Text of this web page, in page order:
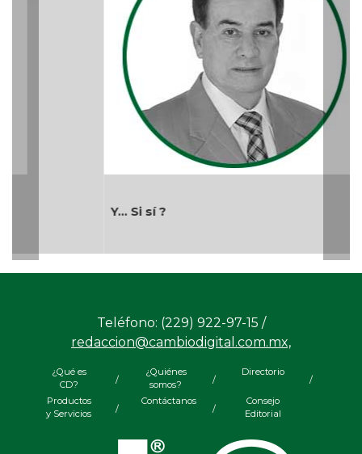
Teléfono: (229) 922-97-15 /
redaccion@cambiodigital.com.mx,
¿Qué es
CD?
/
¿Quiénes
somos?
/
Directorio
/
Productos
y Servicios
/
Contáctanos
/
Consejo
Editorial